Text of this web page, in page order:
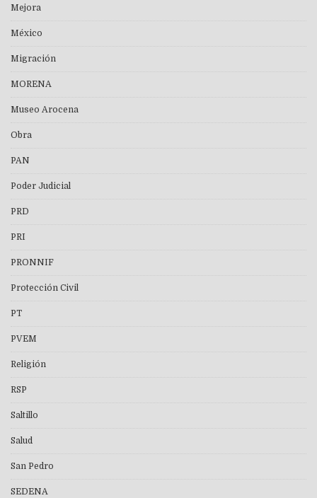
Mejora
México
Migración
MORENA
Museo Arocena
Obra
PAN
Poder Judicial
PRD
PRI
PRONNIF
Protección Civil
PT
PVEM
Religión
RSP
Saltillo
Salud
San Pedro
SEDENA